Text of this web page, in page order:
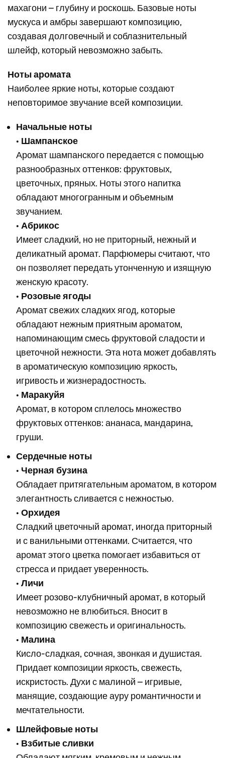
махагони – глубину и роскошь. Базовые ноты
мускуса и амбры завершают композицию,
создавая долговечный и соблазнительный
шлейф, который невозможно забыть.
Ноты аромата
Наиболее яркие ноты, которые создают
неповторимое звучание всей композиции.
Начальные ноты
• Шампанское
Аромат шампанского передается с помощью
разнообразных оттенков: фруктовых,
цветочных, пряных. Ноты этого напитка
обладают многогранным и объемным
звучанием.
•Абрикос
Имеет сладкий, но не приторный, нежный и
деликатный аромат. Парфюмеры считают, что
он позволяет передать утонченную и изящную
женскую красоту.
• Розовые ягоды
Аромат свежих сладких ягод, которые
обладают нежным приятным ароматом,
напоминающим смесь фруктовой сладости и
цветочной нежности. Эта нота может добавлять
в ароматическую композицию яркость,
игривость и жизнерадостность.
• Маракуйя
Аромат, в котором сплелось множество
фруктовых оттенков: ананаса, мандарина,
груши.
Сердечные ноты
• Черная бузина
Обладает притягательным ароматом, в котором
элегантность сливается с нежностью.
•Орхидея
Сладкий цветочный аромат, иногда приторный
и с ванильными оттенками. Считается, что
аромат этого цветка помогает избавиться от
стресса и придает уверенность.
•Личи
Имеет розово-клубничный аромат, в который
невозможно не влюбиться. Вносит в
композицию свежесть и оригинальность.
• Малина
Кисло-сладкая, сочная, звонкая и душистая.
Придает композиции яркость, свежесть,
искристость. Духи с малиной – игривые,
манящие, создающие ауру романтичности и
мечтательности.
Шлейфовые ноты
• Взбитые сливки